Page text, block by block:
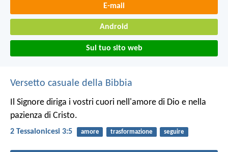
E-mail
Android
Sul tuo sito web
Versetto casuale della Bibbia
Il Signore diriga i vostri cuori nell'amore di Dio e nella
pazienza di Cristo.
2 Tessalonicesi 3:5 amore trasformazione seguire